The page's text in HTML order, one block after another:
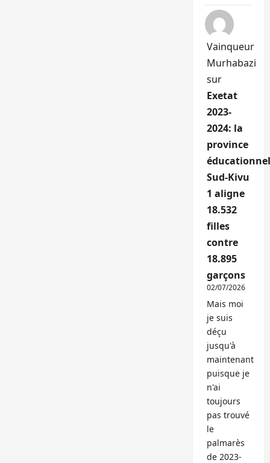
Vainqueur
Murhabazi
sur
Exetat
2023-
2024: la
province
Sud-Kivu
1 aligne
18.532
filles
contre
18.895
garçons
02/07/2026
Mais moi
je suis
déçu
jusqu'à
maintenant
puisque je
n'ai
toujours
pas trouvé
le
palmarès
de 2023-